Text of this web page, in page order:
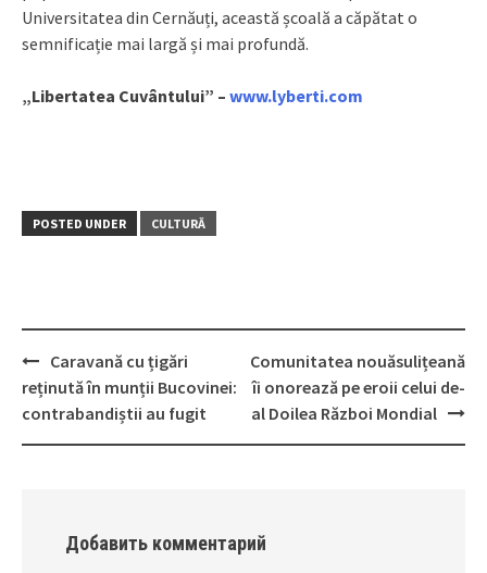
Universitatea din Cernăuți, această școală a căpătat o
semnificație mai largă și mai profundă.
„Libertatea Cuvântului” – www.lyberti.com
POSTED UNDER CULTURĂ
Post
navigation
Caravană cu țigări
reținută în munții Bucovinei:
contrabandiștii au fugit
Comunitatea nouăsulițeană
îi onorează pe eroii celui de-
al Doilea Război Mondial
Добавить комментарий